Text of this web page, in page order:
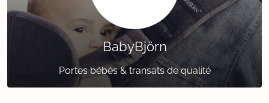
BabyBjörn
Portes bébés & transats de qualité